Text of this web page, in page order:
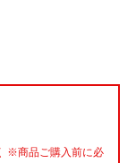
※商品ご購入前に必